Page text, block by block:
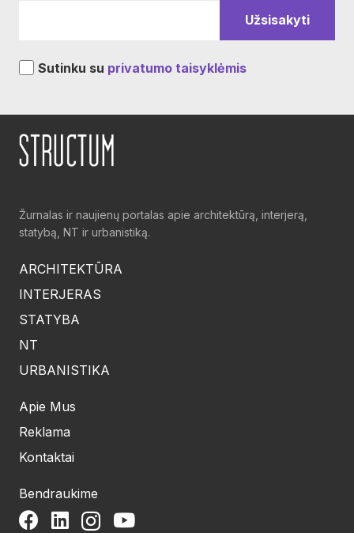
Sutinku su privatumo taisyklėmis
Žurnalas ir naujienų portalas apie architektūrą, interjerą,
statybą, NT ir urbanistiką.
ARCHITEKTŪRA
INTERJERAS
STATYBA
NT
URBANISTIKA
Apie Mus
Reklama
Kontaktai
Bendraukime